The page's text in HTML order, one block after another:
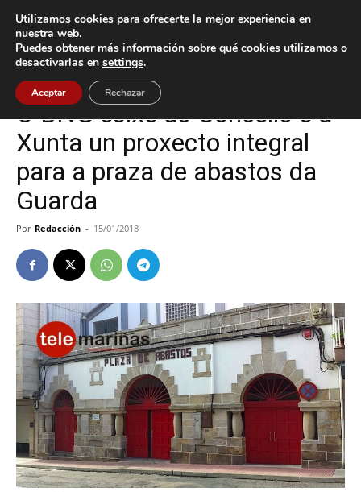
Inicio A Guarda
A Guarda Política
O BNG esixe ao Concello e á
Xunta un proxecto integral
para a praza de abastos da
Guarda
Por Redacción - 15/01/2018
Utilizamos cookies para ofrecerte la mejor experiencia en
nuestra web.
Puedes obtener más información sobre qué cookies utilizamos o
desactivarlas en settings.
Aceptar Rechazar